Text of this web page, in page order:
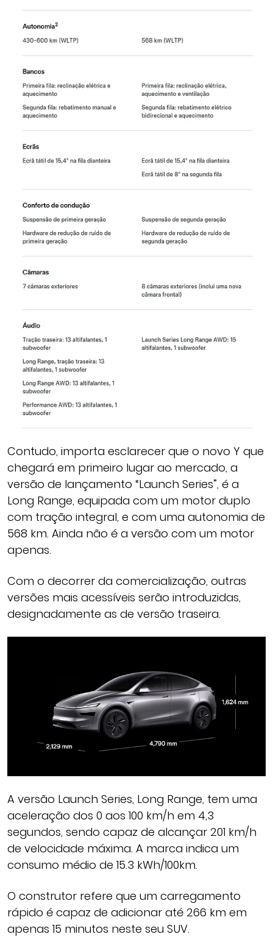
Contudo, importa esclarecer que o novo Y que
chegará em primeiro lugar ao mercado, a
versão de lançamento “Launch Series”, é a
Long Range, equipada com um motor duplo
com tração integral, e com uma autonomia de
568 km. Ainda não é a versão com um motor
apenas.
Com o decorrer da comercialização, outras
versões mais acessíveis serão introduzidas,
designadamente as de versão traseira.
A versão Launch Series, Long Range, tem uma
aceleração dos 0 aos 100 km/h em 4,3
segundos, sendo capaz de alcançar 201 km/h
de velocidade máxima. A marca indica um
consumo médio de 15.3 kWh/100km.
O construtor refere que um carregamento
rápido é capaz de adicionar até 266 km em
apenas 15 minutos neste seu SUV.